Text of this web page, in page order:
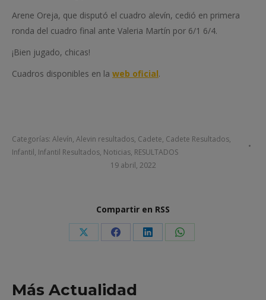
Arene Oreja, que disputó el cuadro alevín, cedió en primera
ronda del cuadro final ante Valeria Martín por 6/1 6/4.
¡Bien jugado, chicas!
Cuadros disponibles en la web oficial.
Categorías: Alevín, Alevin resultados, Cadete, Cadete Resultados,
Infantil, Infantil Resultados, Noticias, RESULTADOS
19 abril, 2022
Compartir en RSS
Share Share Share Share
Más Actualidad